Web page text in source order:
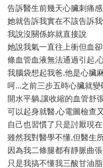
告訴醫生前幾天心臟刺痛
她就告訴我實在不該告訴
我說沒關係妳就直接說
她說我氣一直往上衝但血
條血管血液無法通過引起,
我腦袋想起我爸,他是心臟
呵...之前三步五時心臟就
開水平躺,讓收縮的血管舒
可以起身就醫,心電圖檢查
自己也習慣了只是討厭現
雖然我對醫學不懂,但醫生
因為我二條腿都有靜脈曲張
只是我搞不懂我三酸甘油